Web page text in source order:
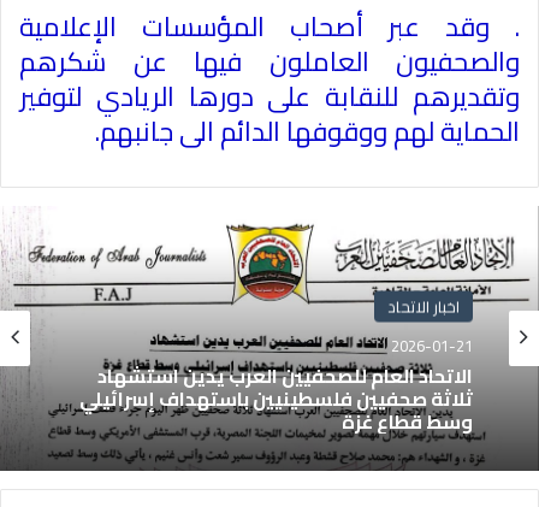
. وقد عبر أصحاب المؤسسات الإعلامية
والصحفيون العاملون فيها عن شكرهم
وتقديرهم للنقابة على دورها الريادي لتوفير
الحماية لهم ووقوفها الدائم الى جانبهم.
اخبار الاتحاد
2026-01-21
الاتحاد العام للصحفيين العرب يدين استشهاد
ثلاثة صحفيين فلسطينيين باستهداف إسرائيلي
وسط قطاع غزة